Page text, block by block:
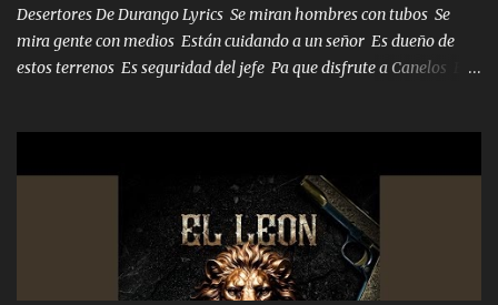
Desertores De Durango Lyrics Se miran hombres con tubos Se
mira gente con medios Están cuidando a un señor Es dueño de
estos terrenos Es seguridad del jefe Pa que disfrute a Canelos Es
ni tampoco las mujeres porque es platica de grandes por eso hay
que estar alegres doy las instrucciones para atender los deberes
Música Si es que salta algún problema de confianza tengo gente
ahí está el Hombre Cuarenta y también Pariente 7 arreglan
cualquier problema no más es cuestión que ordené NOS HACE